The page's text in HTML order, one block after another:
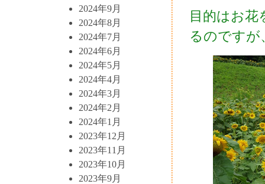
2024年9月
2024年8月
2024年7月
2024年6月
2024年5月
2024年4月
2024年3月
2024年2月
2024年1月
2023年12月
2023年11月
2023年10月
2023年9月
目的はお
るのですが